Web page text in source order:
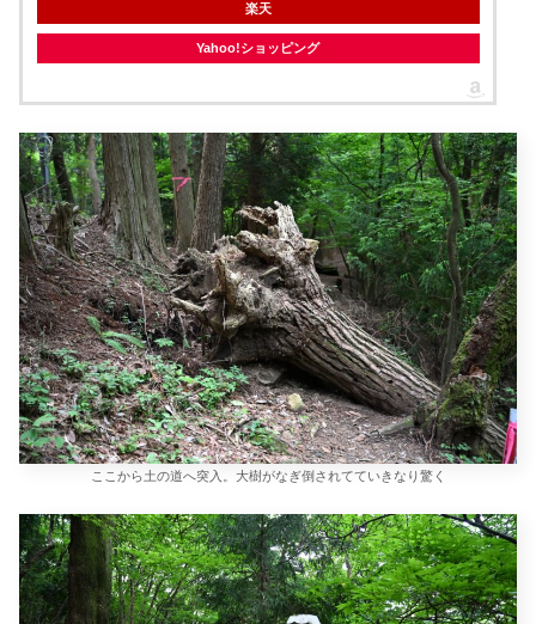
楽天
Yahoo!ショッピング
ここから土の道へ突入。大樹がなぎ倒されてていきなり驚く